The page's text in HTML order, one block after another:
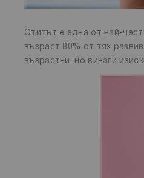
Отитът е една от най-
възраст 80% от тях
възрастни, но винаги